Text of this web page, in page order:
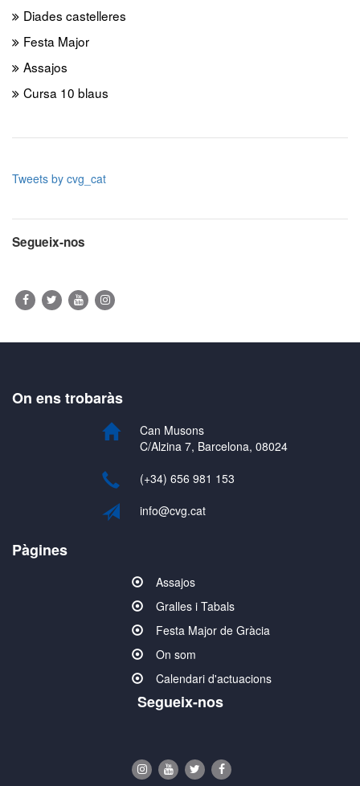
Diades castelleres
Festa Major
Assajos
Cursa 10 blaus
Tweets by cvg_cat
Segueix-nos
On ens trobaràs
Can Musons
C/Alzina 7, Barcelona, 08024
(+34) 656 981 153
info@cvg.cat
Pàgines
Assajos
Gralles i Tabals
Festa Major de Gràcia
On som
Calendari d'actuacions
Segueix-nos